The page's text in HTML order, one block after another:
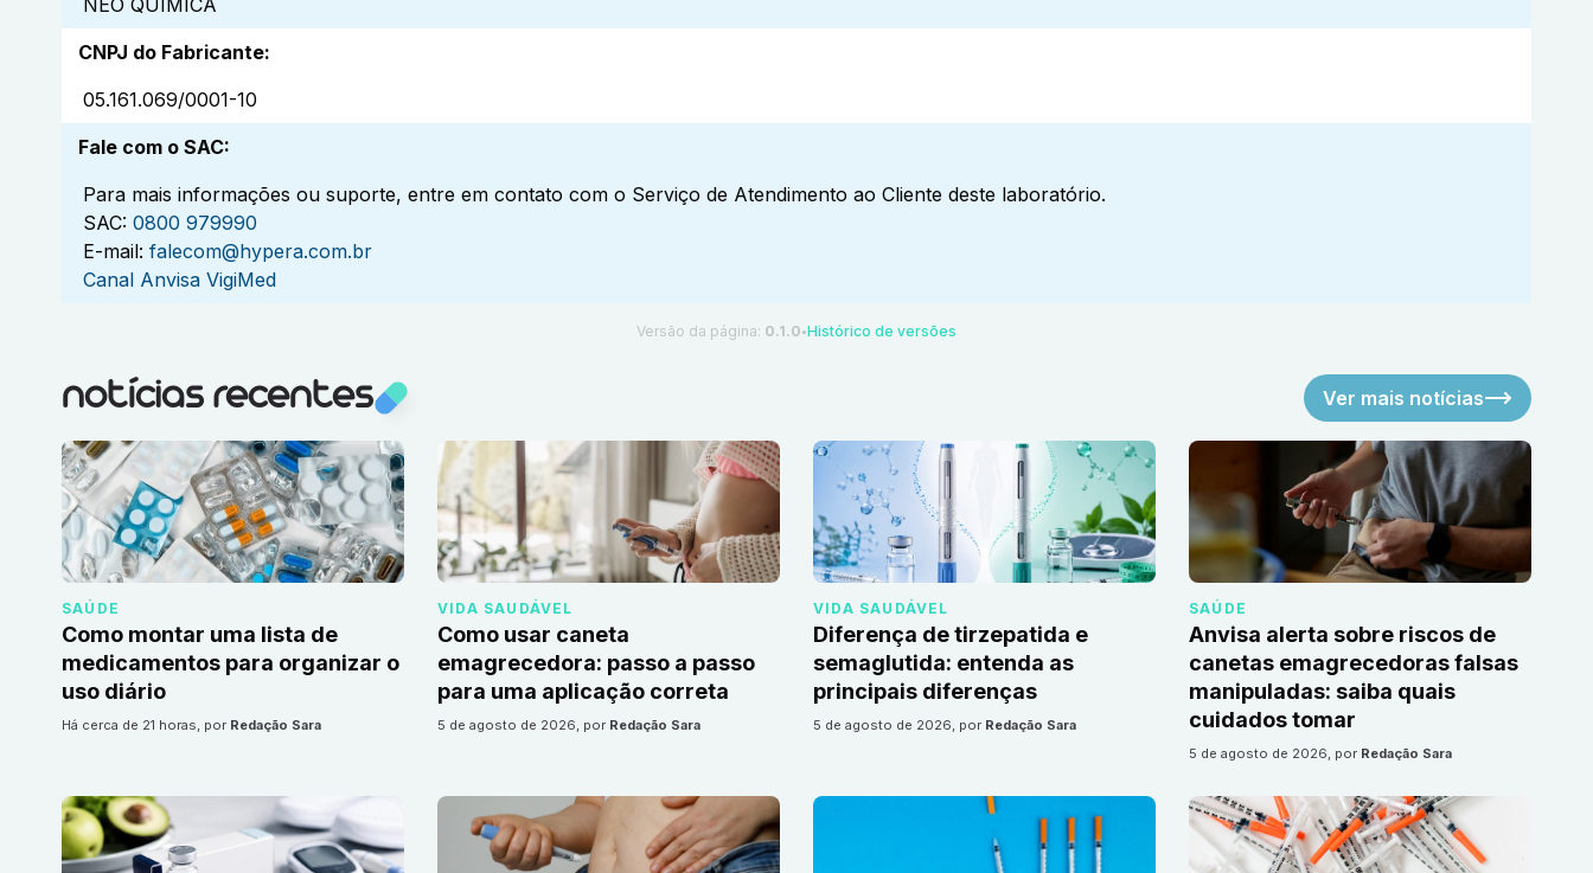
NEO QUIMICA
CNPJ do Fabricante:
05.161.069/0001-10
Fale com o SAC:
Para mais informações ou suporte, entre em contato com o Serviço de Atendimento ao Cliente deste laboratório.
SAC: 0800 979990
E-mail: falecom@hypera.com.br
Canal Anvisa VigiMed
Versão da página: 0.1.0 ●Histórico de versões
notícias recentes Ver mais notícias
SAÚDE
Como montar uma lista de
medicamentos para organizar o
uso diário
há cerca de 21 horas, por Redação Sara
VIDA SAUDÁVEL
Como usar caneta
emagrecedora: passo a passo
para uma aplicação correta
5 de agosto de 2026, por Redação Sara
VIDA SAUDÁVEL
Diferença de tirzepatida e
semaglutida: entenda as
principais diferenças
5 de agosto de 2026, por Redação Sara
SAÚDE
Anvisa alerta sobre riscos de
canetas emagrecedoras falsas
manipuladas: saiba quais
cuidados tomar
5 de agosto de 2026, por Redação Sara